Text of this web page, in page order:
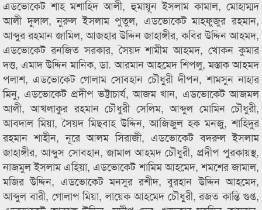
এডভোকেট শাহ মশাহিদ আলী, হুমায়ূূন ইসলাম কামাল, মোহাম্মদ
আলী দুলাল, নুরুল ইসলাম পুতুল, এডভোকেট মাহফুজুর রহমান,
আব্দুর রহমান জামিল, আজহার উদ্দিন জাহাঙ্গীর, কবির উদ্দিন আহমদ,
এডভোকেট রনজিত সরকার, সৈয়দ শামীম আহমদ, খোকন কুমার
দত্ত, এমাদ উদ্দিন মানিক, ডা. আরমান আহমেদ শিপলু, মস্তাক আহমদ
পলাশ, এডভোকেট গোলাম সোবহান চৌধুরী দীপন, শামসুন নাহার
মিনু, এডভোকেট প্রদীপ ভট্টাচার্য, আজম খান, এডভোকেট আজমল
আলী, আখলাকুর রহমান চৌধুরী সেলিম, আব্দুল মোমিন চৌধুরী,
আবদাল মিয়া, সৈয়দ মিছবাহ উদ্দিন, আজিজুল হক মনজু, শাহিদুর
রহমান শাহীন, নূরে আলম সিরাজী, এডভোকেট বদরুল ইসলাম
জাহাঙ্গীর, আব্দুস সোবহান, জামাল আহমদ চৌধুরী, প্রদীপ পুরকায়স্থ,
নাজমুল ইসলাম এহিয়া, এডভোকেট শামিম আহমেদ, শমশের জামাল,
মজির উদ্দিন, এডভোকেট মনসুর রশীদ, বুরহান উদ্দিন আহমেদ,
আব্দুল বারী, গোলাপ মিয়া, লায়েক আহমেদ চৌধুরী, রজত কান্তি গুপ্ত,